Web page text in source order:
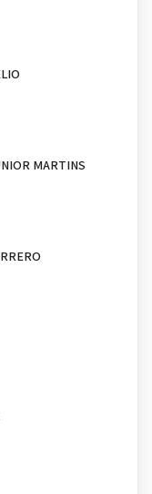
MARTINS